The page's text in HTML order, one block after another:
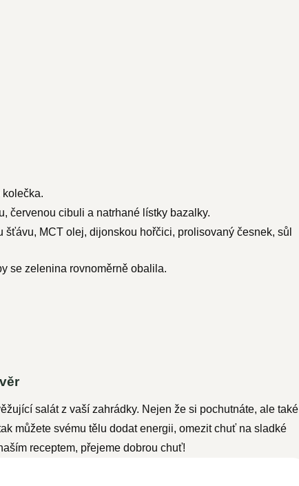
červenou cibuli a natrhané lístky bazalky.
MCT olej, dijonskou hořčici, prolisovaný česnek, sůl
se zelenina rovnoměrně obalila.
salát z vaší zahrádky. Nejen že si pochutnáte, ale také
můžete svému tělu dodat energii, omezit chuť na sladké
receptem, přejeme dobrou chuť!